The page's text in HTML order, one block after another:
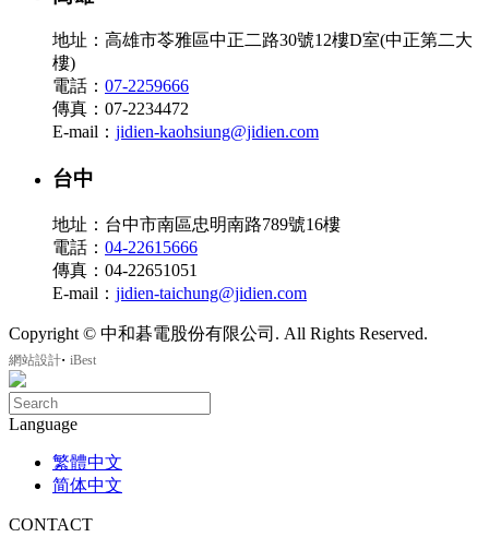
地址：高雄市苓雅區中正二路30號12樓D室(中正第二大
樓)
電話： 07-2259666
傳真：07-2234472
E-mail： jidien-kaohsiung@jidien.com
台中
地址：台中市南區忠明南路789號16樓
電話： 04-22615666
傳真：04-22651051
E-mail： jidien-taichung@jidien.com
Copyright © 中和碁電股份有限公司. All Rights Reserved.
網站設計‧ iBest
Language
繁體中文
简体中文
CONTACT